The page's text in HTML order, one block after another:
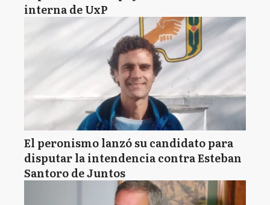
interna de UxP
El peronismo lanzó su candidato para
disputar la intendencia contra Esteban
Santoro de Juntos